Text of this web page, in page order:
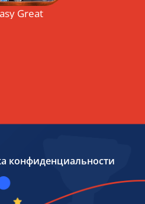
Great War
конфиденциальности